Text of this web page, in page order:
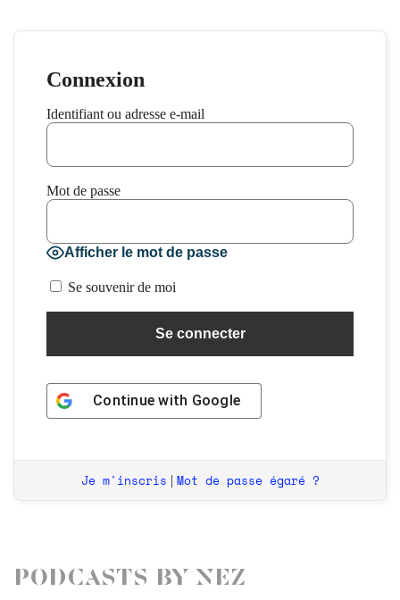
Connexion
Identifiant ou adresse e-mail
Mot de passe
Afficher le mot de passe
Se souvenir de moi
Continue with Google
Je m'inscris | Mot de passe égaré ?
Podcasts by Nez